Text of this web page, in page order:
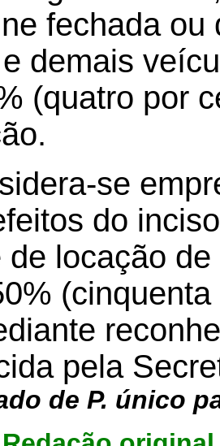
fechada
demais
(quatro por
se
do
de locação
pela
de P. único